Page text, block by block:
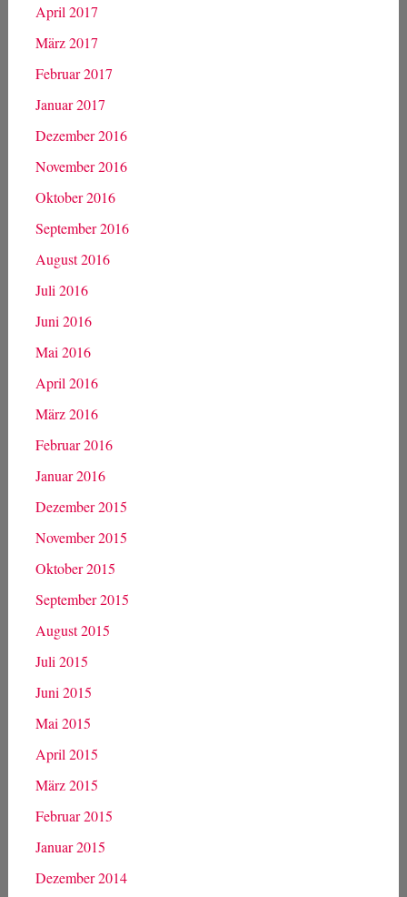
April 2017
März 2017
Februar 2017
Januar 2017
Dezember 2016
November 2016
Oktober 2016
September 2016
August 2016
Juli 2016
Juni 2016
Mai 2016
April 2016
März 2016
Februar 2016
Januar 2016
Dezember 2015
November 2015
Oktober 2015
September 2015
August 2015
Juli 2015
Juni 2015
Mai 2015
April 2015
März 2015
Februar 2015
Januar 2015
Dezember 2014